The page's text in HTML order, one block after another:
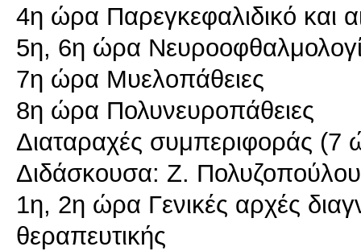
4η ώρα Παρεγκεφαλιδικό και
5η, 6η ώρα
7η ώρα Μυελοπάθειες
8η ώρα Πολυνευροπάθειες
Διαταραχές συμπεριφοράς (7
Διδάσκουσα: Ζ. Πολυζοπούλου
1η, 2η ώρα Γενικές αρχές
θεραπευτικής